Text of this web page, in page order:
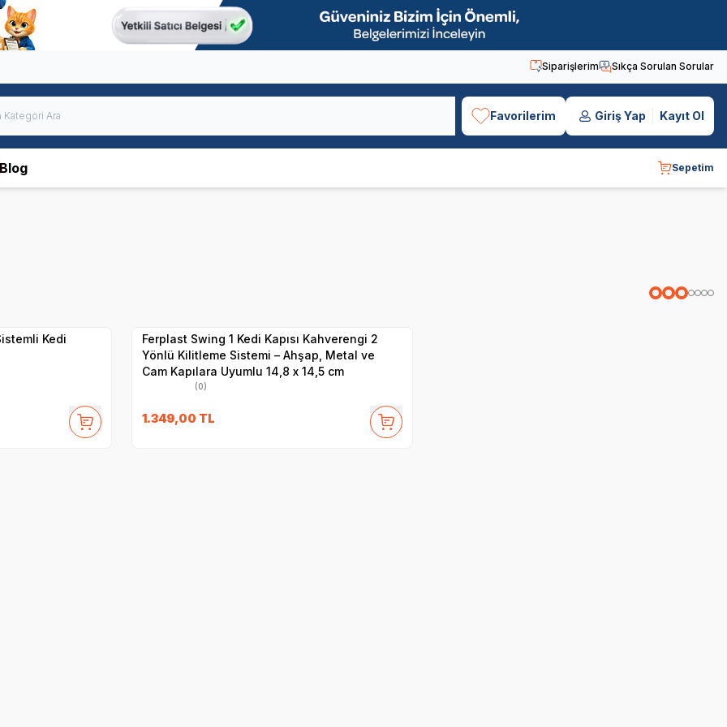
Siparişlerim Sıkça Sorulan Sorular
Favorilerim Giriş Yap Kayıt Ol
Blog Sepetim
Kedi
Ferplast Swing 1 Kedi Kapısı Kahverengi 2
Yönlü Kilitleme Sistemi – Ahşap, Metal ve
Cam Kapılara Uyumlu 14,8 x 14,5 cm
(0)
1.349,00 TL